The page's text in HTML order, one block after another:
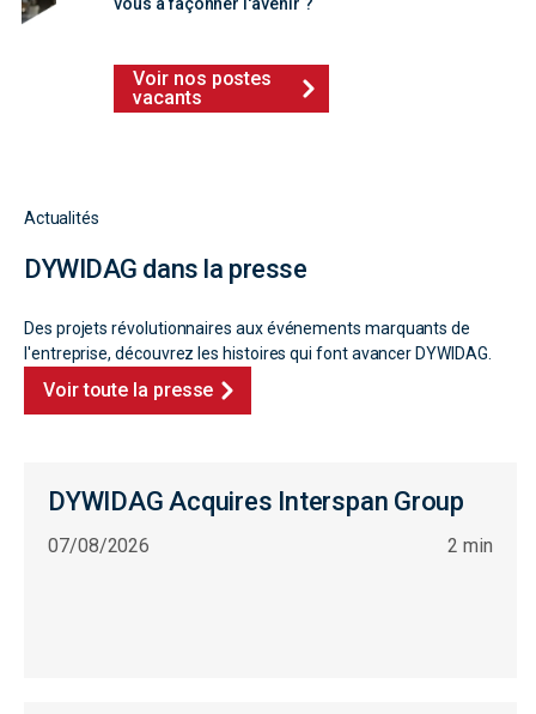
Voir nos postes
vacants
Actualités
DYWIDAG dans la presse
Des projets révolutionnaires aux événements marquants de
l'entreprise, découvrez les histoires qui font avancer DYWIDAG.
Voir toute la presse
DYWIDAG Acquires Interspan Group
07/08/2026 2 min